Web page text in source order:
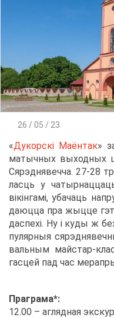
26 / 05 / 23
«Ду­корскі Ма­ён­так»
ма­тыч­ных вы­ход­ных
Сяр­эд­нявеч­ча. 27-28
лас­ць у
вікінгамі, уба­ча­ць
да­юц­ца пра жыц­це
даспехі. Ну і ку­ды ж
пу­ляр­ныя
валь­ным май­стар-
гас­цей пад час
Пра­гра­ма*:
12.00 – агляд­ная